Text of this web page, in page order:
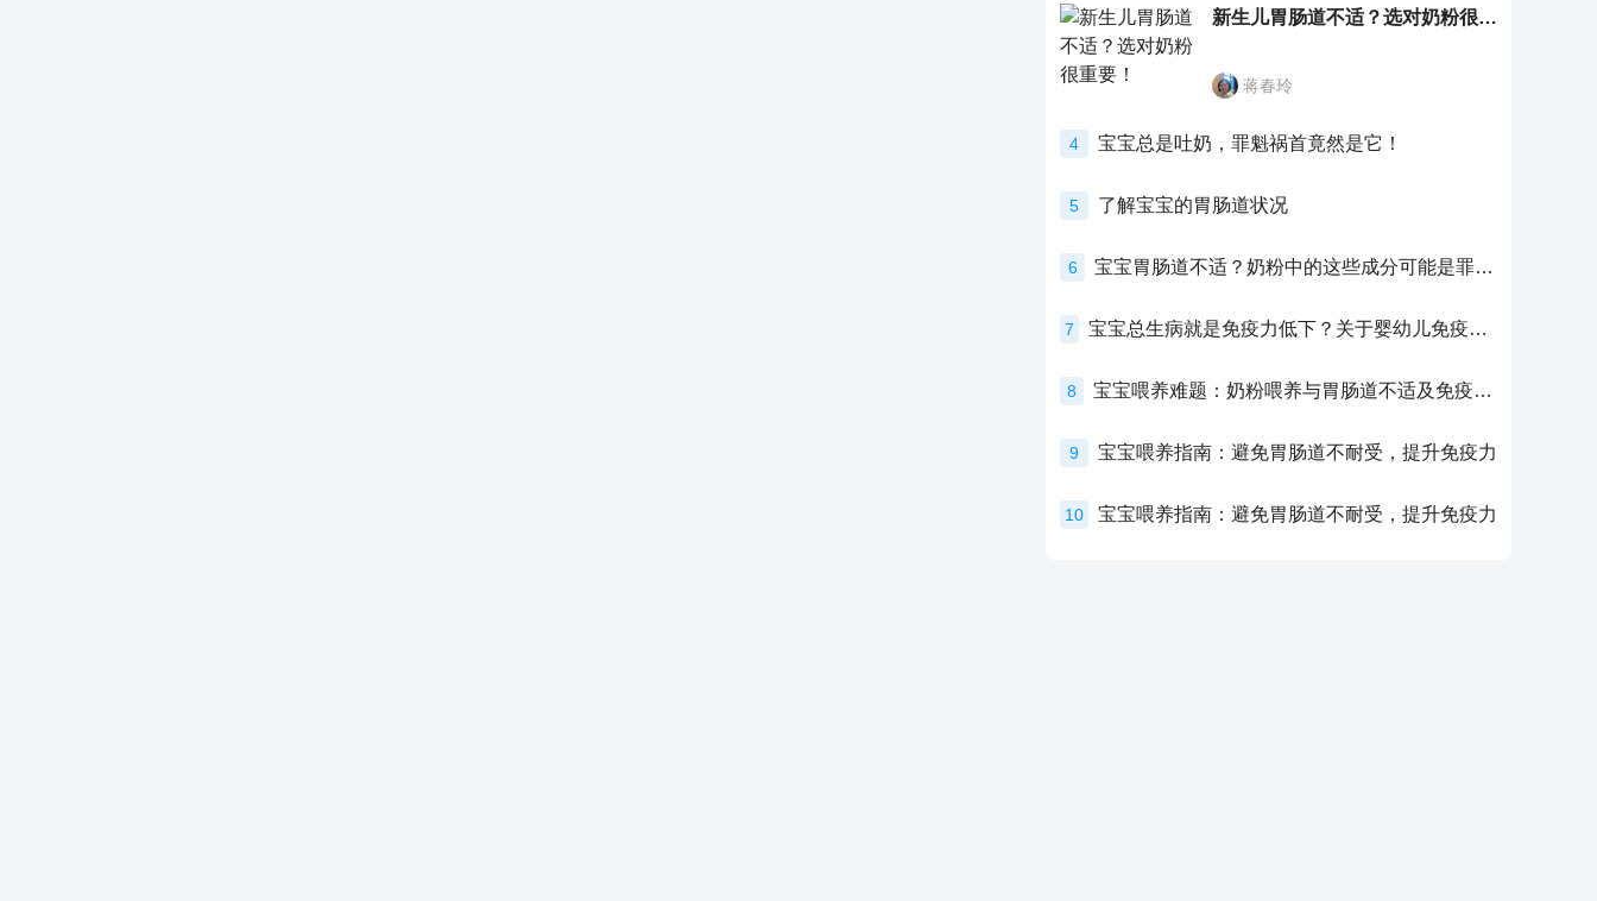
新生儿胃肠道不适？选对奶粉很重要！
蒋春玲
4 宝宝总是吐奶，罪魁祸首竟然是它！
5 了解宝宝的胃肠道状况
6 宝宝胃肠道不适？奶粉中的这些成分可能是罪魁祸首！
7 宝宝总生病就是免疫力低下？关于婴幼儿免疫力的真相，家长必须了解！
8 宝宝喂养难题：奶粉喂养与胃肠道不适及免疫力提升的奥秘
9 宝宝喂养指南：避免胃肠道不耐受，提升免疫力
10 宝宝喂养指南：避免胃肠道不耐受，提升免疫力